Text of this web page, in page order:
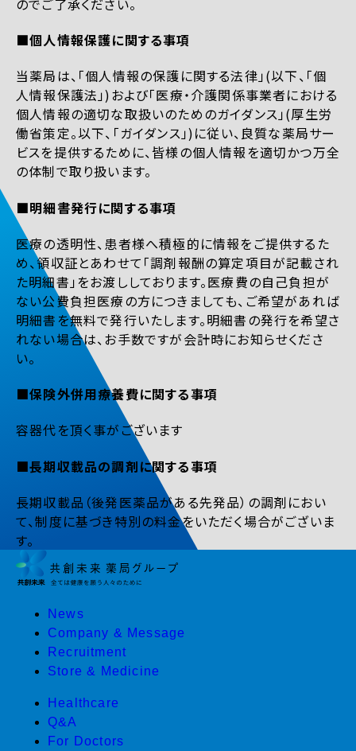
のでご了承ください。
■個人情報保護に関する事項
当薬局は、「個人情報の保護に関する法律」(以下、「個
人情報保護法」)および「医療・介護関係事業者における
個人情報の適切な取扱いのためのガイダンス」(厚生労
働省策定。以下、「ガイダンス」)に従い、良質な薬局サー
ビスを提供するために、皆様の個人情報を適切かつ万全
の体制で取り扱います。
■明細書発行に関する事項
医療の透明性、患者様へ積極的に情報をご提供するた
め、領収証とあわせて「調剤報酬の算定項目が記載され
た明細書」をお渡ししております。医療費の自己負担が
ない公費負担医療の方につきましても、ご希望があれば
明細書を無料で発行いたします。明細書の発行を希望さ
れない場合は、お手数ですが会計時にお知らせくださ
い。
■保険外併用療養費に関する事項
容器代を頂く事がございます
■長期収載品の調剤に関する事項
長期収載品（後発医薬品がある先発品）の調剤におい
て、制度に基づき特別の料金をいただく場合がございま
す。
News
Company & Message
Recruitment
Store & Medicine
Healthcare
Q&A
For Doctors